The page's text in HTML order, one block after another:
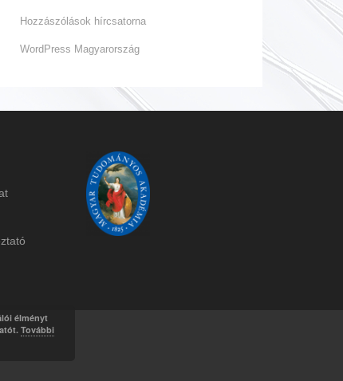
Hozzászólások hírcsatorna
WordPress Magyarország
ó
élményt
További